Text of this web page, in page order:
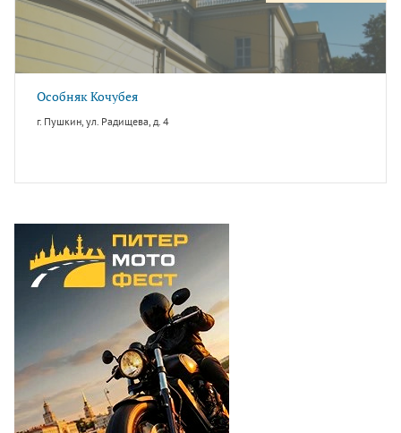
Особняк Кочубея
г. Пушкин, ул. Радищева, д. 4